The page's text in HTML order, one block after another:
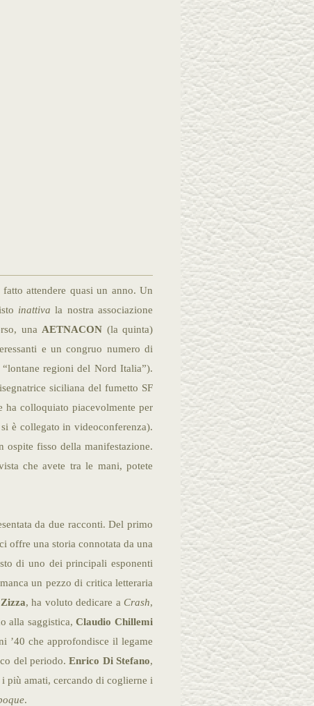
fatto attendere quasi un anno. Un
inattiva la nostra associazione
una AETNACON (la quinta)
e un congruo numero di
regioni del Nord Italia”).
siciliana del fumetto SF
ha colloquiato piacevolmente per
è collegato in videoconferenza).
ospite fisso della manifestazione.
che avete tra le mani, potete
da due racconti. Del primo
offre una storia connotata da una
di uno dei principali esponenti
un pezzo di critica letteraria
, ha voluto dedicare a Crash,
alla saggistica,Claudio Chillemi
’40 che approfondisce il legame
del periodo.Enrico Di Stefano,
più amati, cercando di coglierne i
.